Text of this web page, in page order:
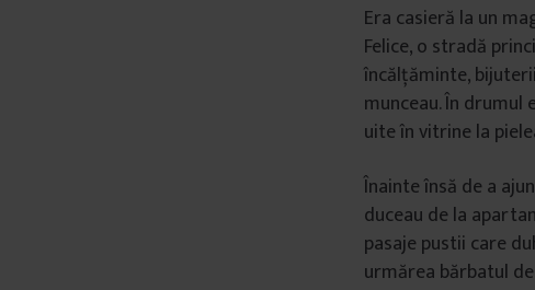
Era casieră la un
Felice, o stradă
încălțăminte,
munceau. În drumul
uite în vitrine la
Înainte însă de a
duceau de la
pasaje pustii care
urmărea bărbatul